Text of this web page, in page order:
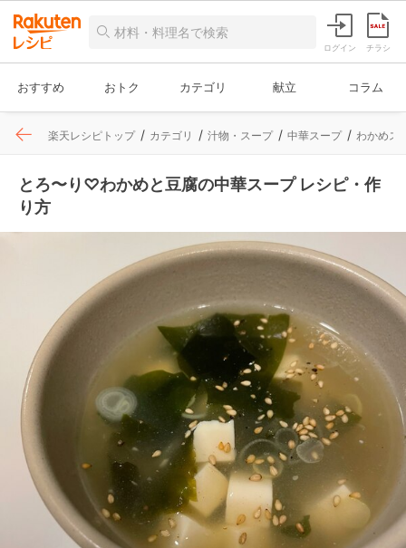
ログイン チラシ
おすすめ おトク カテゴリ 献立 コラム
楽天レシピトップ カテゴリ 汁物・スープ 中華スープ わかめス
とろ〜り♡わかめと豆腐の中華スープ レシピ・作
り方